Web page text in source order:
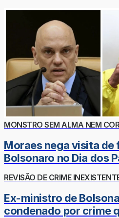
MONSTRO SEM ALMA NEM
Moraes nega visita de
Bolsonaro no Dia dos
REVISÃO DE CRIME
Ex-ministro de
condenado por crime